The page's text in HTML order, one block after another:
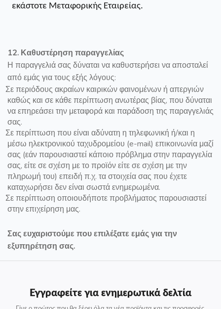
εκάστοτε Μεταφορικής Εταιρείας.
12. Καθυστέρηση παραγγελίας
Η παραγγελιά σας δύναται να καθυστερήσει να αποσταλεί
από εμάς για τους εξής λόγους:
Σε περιόδους ακραίων καιρικών φαινομένων ή απεργιών
καθώς και σε κάθε περίπτωση ανωτέρας βίας, που δύναται
να επηρεάσει την μεταφορά και παράδοση της παραγγελιάς
σας.
Σε περίπτωση που είναι αδύνατη η τηλεφωνική ή/και η
μέσω ηλεκτρονικού ταχυδρομείου (e-mail) επικοινωνία μαζί
σας (εάν παρουσιαστεί κάποιο πρόβλημα στην παραγγελία
σας, είτε σε σχέση με το προϊόν είτε σε σχέση με την
πληρωμή του) επειδή π.χ. τα στοιχεία σας που έχετε
καταχωρήσει δεν είναι σωστά ενημερωμένα.
Σε περίπτωση οποιουδήποτε προβλήματος παρουσιαστεί
στην επιχείρηση μας.
Σας ευχαριστούμε που επιλέξατε εμάς για την
εξυπηρέτηση σας.
Εγγραφείτε για ενημερωτικά δελτία